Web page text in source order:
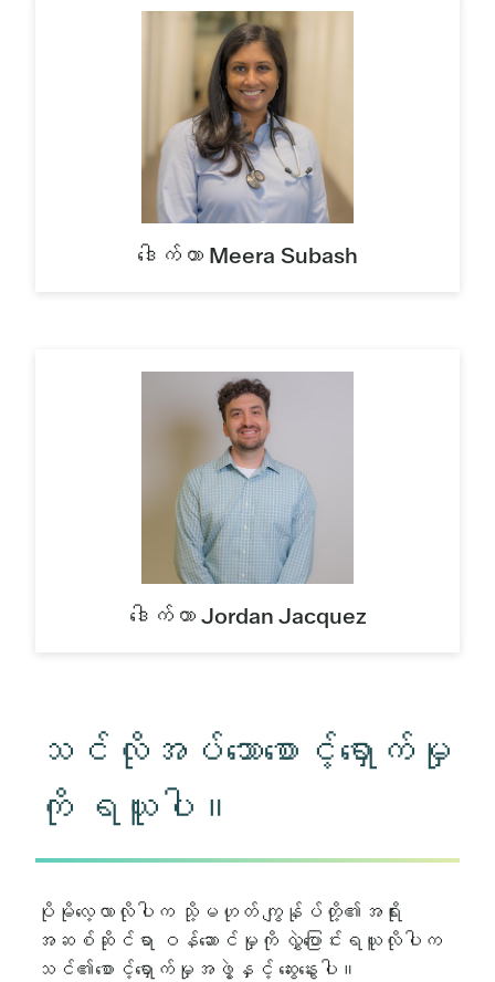
ဒေါက်တာ Meera Subash
ဒေါက်တာ Jordan Jacquez
သင်လိုအပ်သောစောင့်ရှောက်မှု
ကို ရယူပါ။
ပိုမိုလေ့လာလိုပါက သို့မဟုတ် ကျွန်ုပ်တို့၏အရိုး
အဆစ်ဆိုင်ရာ ဝန်ဆောင်မှုကို လွှဲပြောင်းရယူလိုပါက
သင်၏စောင့်ရှောက်မှုအဖွဲ့နှင့် ဆွေးနွေးပါ။